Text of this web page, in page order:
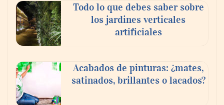
Todo lo que debes saber sobre
los jardines verticales
artificiales
Acabados de pinturas: ¿mates,
satinados, brillantes o lacados?